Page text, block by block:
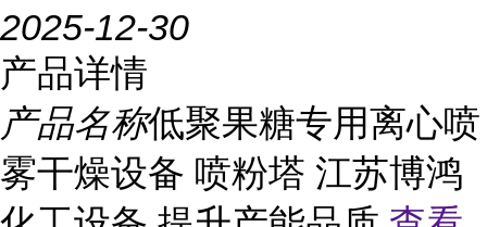
2025-12-30
产品详情
产品名称低聚果糖专用离心喷
雾干燥设备 喷粉塔 江苏博鸿